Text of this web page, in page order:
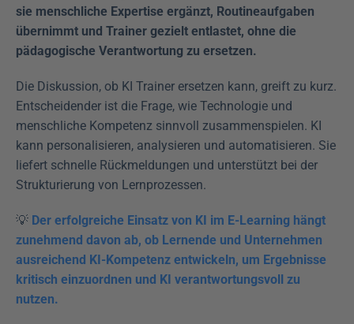
sie menschliche Expertise ergänzt, Routineaufgaben
übernimmt und Trainer gezielt entlastet, ohne die
pädagogische Verantwortung zu ersetzen.
Die Diskussion, ob KI Trainer ersetzen kann, greift zu kurz.
Entscheidender ist die Frage, wie Technologie und
menschliche Kompetenz sinnvoll zusammenspielen. KI
kann personalisieren, analysieren und automatisieren. Sie
liefert schnelle Rückmeldungen und unterstützt bei der
Strukturierung von Lernprozessen.
💡 Der erfolgreiche Einsatz von KI im E-Learning hängt
zunehmend davon ab, ob Lernende und Unternehmen
ausreichend KI-Kompetenz entwickeln, um Ergebnisse
kritisch einzuordnen und KI verantwortungsvoll zu
nutzen.